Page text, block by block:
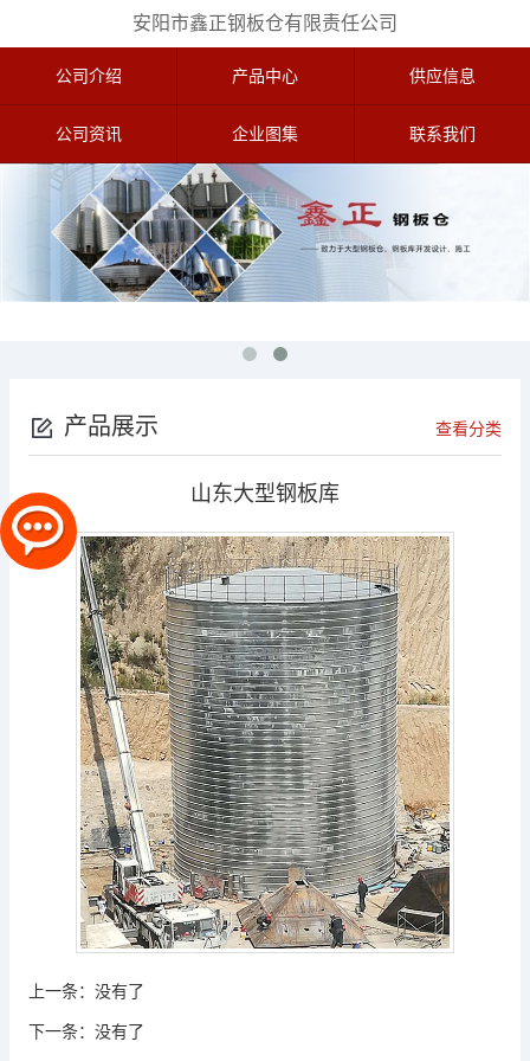
安阳市鑫正钢板仓有限责任公司
公司介绍 产品中心 供应信息
公司资讯 企业图集 联系我们
产品展示 查看分类
山东大型钢板库
上一条： 没有了
下一条： 没有了